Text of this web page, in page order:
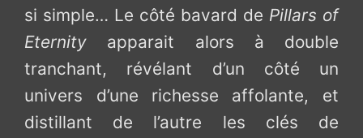
si simple… Le côté bavard de Pillars of
Eternity apparait alors à double
tranchant, révélant d’un côté un
univers d’une richesse affolante, et
distillant de l’autre les clés de